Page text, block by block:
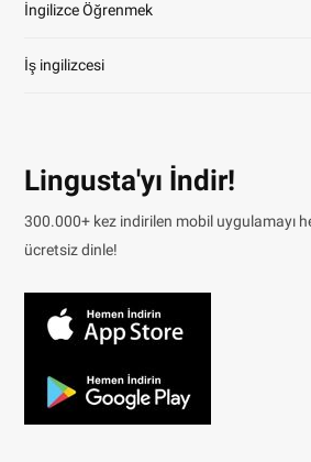
İngilizce Öğrenmek
İş ingilizcesi
Lingusta'yı İndir!
300.000+ kez indirilen mobil uygulamayı
ücretsiz dinle!